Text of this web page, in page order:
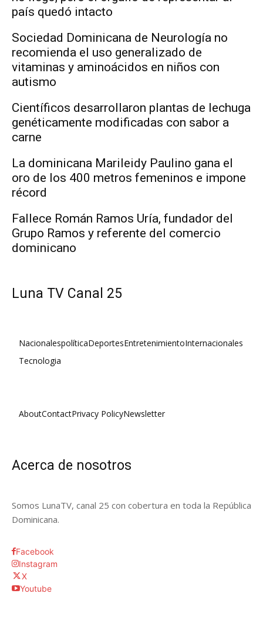
país quedó intacto
Sociedad Dominicana de Neurología no
recomienda el uso generalizado de
vitaminas y aminoácidos en niños con
autismo
Científicos desarrollaron plantas de lechuga
genéticamente modificadas con sabor a
carne
La dominicana Marileidy Paulino gana el
oro de los 400 metros femeninos e impone
récord
Fallece Román Ramos Uría, fundador del
Grupo Ramos y referente del comercio
dominicano
Luna TV Canal 25
NacionalespolíticaDeportesEntretenimientoInternacionales
Tecnologia
AboutContactPrivacy PolicyNewsletter
Acerca de nosotros
Somos LunaTV, canal 25 con cobertura en toda la República
Dominicana.
Facebook
Instagram
X
Youtube